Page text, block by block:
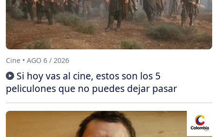
Cine • AGO 6 / 2026
Si hoy vas al cine, estos son los 5
peliculones que no puedes dejar pasar